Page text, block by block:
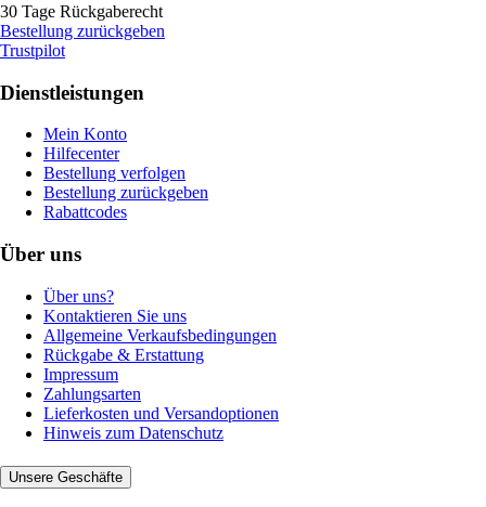
30 Tage Rückgaberecht
Bestellung zurückgeben
Trustpilot
Dienstleistungen
Mein Konto
Hilfecenter
Bestellung verfolgen
Bestellung zurückgeben
Rabattcodes
Über uns
Über uns?
Kontaktieren Sie uns
Allgemeine Verkaufsbedingungen
Rückgabe & Erstattung
Impressum
Zahlungsarten
Lieferkosten und Versandoptionen
Hinweis zum Datenschutz
Unsere Geschäfte